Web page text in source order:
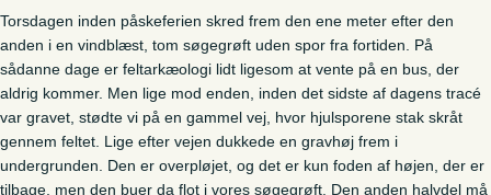
Torsdagen inden påskeferien skred frem den ene meter efter den
anden i en vindblæst, tom søgegrøft uden spor fra fortiden. På
sådanne dage er feltarkæologi lidt ligesom at vente på en bus, der
aldrig kommer. Men lige mod enden, inden det sidste af dagens tracé
var gravet, stødte vi på en gammel vej, hvor hjulsporene stak skråt
gennem feltet. Lige efter vejen dukkede en gravhøj frem i
undergrunden. Den er overpløjet, og det er kun foden af højen, der er
tilbage, men den buer da flot i vores søgegrøft. Den anden halvdel må